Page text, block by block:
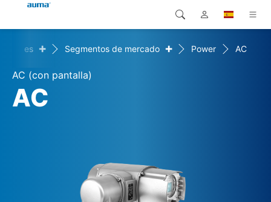
Productos
Soluciones
Global
Europa
Búsqueda
+ Segmentos de mercado + Power AC
AC (con pantalla)
AC